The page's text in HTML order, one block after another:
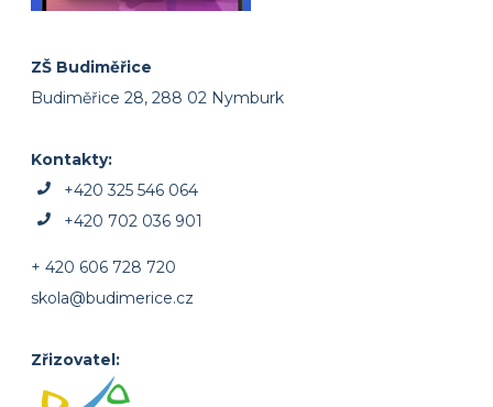
ZŠ Budiměřice
Budiměřice 28, 288 02 Nymburk
Kontakty:
+420 325 546 064
+420 702 036 901
+ 420 606 728 720
skola@budimerice.cz
Zřizovatel: